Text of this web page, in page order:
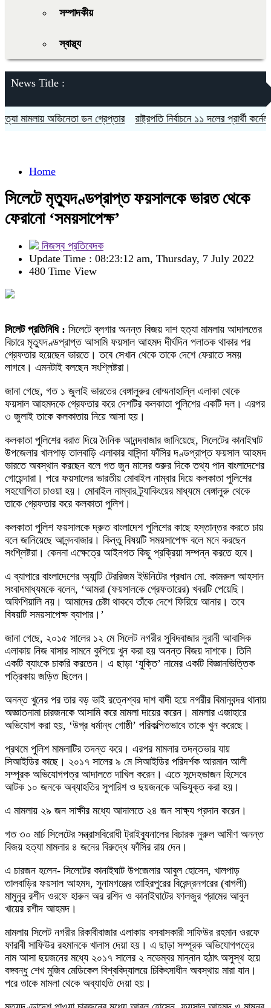
সম্পাদকীয়
স্বাস্থ্য
News Title :
অভিনেতা ডন গ্রেপ্তার রাষ্ট্রপতি নির্বাচনে ১১ দলের প্রার্থী কর্নেল অলি
Home
সিলেটে মৃত্যুদণ্ডপ্রাপ্ত ফয়সালকে ভারত থেকে
ফেরানো ‘সময়সাপেক্ষ’
নিজস্ব প্রতিবেদক
Update Time : 08:23:12 am, Thursday, 7 July 2022
480 Time View
সিলেট প্রতিনিধি : সিলেটে ব্লগার অনন্ত বিজয় দাশ হত্যা মামলায় আদালতের
বিচারে মৃত্যুদণ্ডপ্রাপ্ত আসামি ফয়সাল আহমদ দীর্ঘদিন পলাতক থাকার পর
গ্রেফতার হয়েছেন ভারতে। তবে সেখান থেকে তাকে দেশে ফেরাতে সময়
লাগবে। এমনটাই বলছেন সংশ্লিষ্টরা।
জানা গেছে, গত ১ জুলাই ভারতের বেঙ্গালুরুর বোম্মনাহাল্লি এলাকা থেকে
ফয়সাল আহমদকে গ্রেফতার করে দেশটির কলকাতা পুলিশের একটি দল। এরপর
৩ জুলাই তাকে কলকাতায় নিয়ে আসা হয়।
কলকাতা পুলিশের বরাত দিয়ে দৈনিক আনন্দবাজার জানিয়েছে, সিলেটের কানাইঘাট
উপজেলার খালপাড় তালবাড়ি এলাকার বাসিন্দা ফাঁসির দণ্ডপ্রাপ্ত ফয়সাল আহমদ
ভারতে অবস্থান করছেন বলে গত জুন মাসের শুরুর দিকে তথ্য পান বাংলাদেশের
গোয়েন্দারা। পরে ফয়সালের ভারতীয় মোবাইল নাম্বার দিয়ে কলকাতা পুলিশের
সহযোগিতা চাওয়া হয়। মোবাইল নাম্বার ট্র্যাকিংয়ের মাধ্যমে বেঙ্গালুরু থেকে
তাকে গ্রেফতার করে কলকাতা পুলিশ।
কলকাতা পুলিশ ফয়সালকে দ্রুত বাংলাদেশ পুলিশের কাছে হস্তান্তর করতে চায়
বলে জানিয়েছে আনন্দবাজার। কিন্তু বিষয়টি সময়সাপেক্ষ বলে মনে করছেন
সংশ্লিষ্টরা। কেননা এক্ষেত্রে আইনগত কিছু প্রক্রিয়া সম্পন্ন করতে হবে।
এ ব্যাপারে বাংলাদেশের অ্যান্টি টেররিজম ইউনিটের প্রধান মো. কামরুল আহসান
সংবাদমাধ্যমকে বলেন, ‘আমরা (ফয়সালকে গ্রেফতারের) খবরটি পেয়েছি।
অফিশিয়ালি নয়। আমাদের চেষ্টা থাকবে তাঁকে দেশে ফিরিয়ে আনার। তবে
বিষয়টি সময়সাপেক্ষ ব্যাপার।’
জানা গেছে, ২০১৫ সালের ১২ মে সিলেট নগরীর সুবিদবাজার নুরানী আবাসিক
এলাকায় নিজ বাসার সামনে কুপিয়ে খুন করা হয় অনন্ত বিজয় দাশকে। তিনি
একটি ব্যাংকে চাকরি করতেন। এ ছাড়া ‘যুক্তি’ নামের একটি বিজ্ঞানভিত্তিক
পত্রিকায় জড়িত ছিলেন।
অনন্ত খুনের পর তার বড় ভাই রত্নেশ্বর দাশ বাদী হয়ে নগরীর বিমানবন্দর থানায়
অজ্ঞাতনামা চারজনকে আসামি করে মামলা দায়ের করেন। মামলার এজাহারে
অভিযোগ করা হয়, ‘উগ্র ধর্মান্ধ গোষ্ঠী’ পরিকল্পিতভাবে তাকে খুন করেছে।
প্রথমে পুলিশ মামলাটির তদন্ত করে। এরপর মামলার তদন্তভার যায়
সিআইডির কাছে। ২০১৭ সালের ৯ মে সিআইডির পরিদর্শক আরমান আলী
সম্পূরক অভিযোগপত্র আদালতে দাখিল করেন। এতে সন্দেহভাজন হিসেবে
আটক ১০ জনকে অব্যাহতির সুপারিশ ও ছয়জনকে অভিযুক্ত করা হয়।
এ মামলায় ২৯ জন সাক্ষীর মধ্যে আদালতে ২৪ জন সাক্ষ্য প্রদান করেন।
গত ৩০ মার্চ সিলেটের সন্ত্রাসবিরোধী ট্রাইব্যুনালের বিচারক নুরুল আমীণ অনন্ত
বিজয় হত্যা মামলার ৪ জনের বিরুদ্ধে ফাঁসির রায় দেন।
এ চারজন হলেন- সিলেটের কানাইঘাট উপজেলার আবুল হোসেন, খালপাড়
তালবাড়ির ফয়সাল আহমদ, সুনামগঞ্জের তাহিরপুরের বিরেন্দ্রনগরের (বাগলী)
মামুনুর রশীদ ওরফে হারুন অর রশিদ ও কানাইঘাটের ফালজুর গ্রামের আবুল
খায়ের রশীদ আহমদ।
মামলায় সিলেট নগরীর রিকাবীবাজার এলাকায় বসবাসকারী সাফিউর রহমান ওরফে
ফারাবী সাফিউর রহমানকে খালাস দেয়া হয়। এ ছাড়া সম্পূরক অভিযোগপত্রে
নাম আসা ছয়জনের মধ্যে ২০১৭ সালের ২ নভেম্বর মান্নান হঠাৎ অসুস্থ হয়ে
বঙ্গবন্ধু শেখ মুজিব মেডিকেল বিশ্ববিদ্যালয়ে চিকিৎসাধীন অবস্থায় মারা যান।
পরে তাকে মামলা থেকে অব্যাহতি দেয়া হয়।